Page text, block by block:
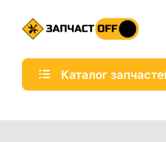
Каталог